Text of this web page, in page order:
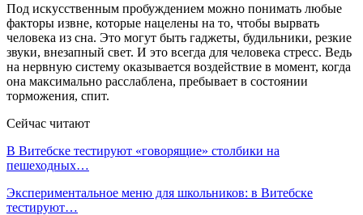
Под искусственным пробуждением можно понимать любые
факторы извне, которые нацелены на то, чтобы вырвать
человека из сна. Это могут быть гаджеты, будильники, резкие
звуки, внезапный свет. И это всегда для человека стресс. Ведь
на нервную систему оказывается воздействие в момент, когда
она максимально расслаблена, пребывает в состоянии
торможения, спит.
Сейчас читают
В Витебске тестируют «говорящие» столбики на
пешеходных…
Экспериментальное меню для школьников: в Витебске
тестируют…